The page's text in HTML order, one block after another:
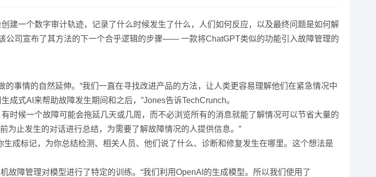
建一个数字审计轨迹，记录了什么时候发生了什么，人们如何反应，以及最终问题是如何解
公司宣布了其方法的下一个合乎逻辑的步骤—— 一款将ChatGPT类似的功能引入故障管理的
事情的自然延伸。“我们一直在寻找改进产品的方法，让人类更容易理解他们在紧急情况中
式AI来帮助故障发生期间和之后，”Jones告诉TechCrunch。
时候一个故障可能会拖延几天或几周，而不必浏览所有的消息就能了解情况可以节省大量的
为止发生的对话进行总结，为需要了解故障情况的人提供信息。”
成标记，为你总结检测、相关人员、他们说了什么、诊断和修复发生在哪里。这个想法是
障管理对模型进行了特定的训练。“我们利用OpenAI的生成模型。所以我们使用了